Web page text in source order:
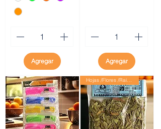
Agregar Agregar
Hojas /Flores /Raices